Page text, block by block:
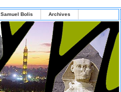
Samuel Bolis Archives